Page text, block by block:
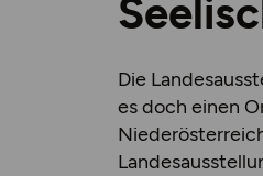
Die
es doch einen